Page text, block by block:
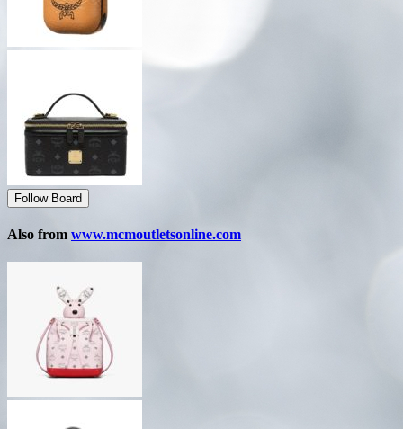
Follow Board
Also from www.mcmoutletsonline.com